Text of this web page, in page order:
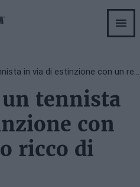
tennista
con
ricco di